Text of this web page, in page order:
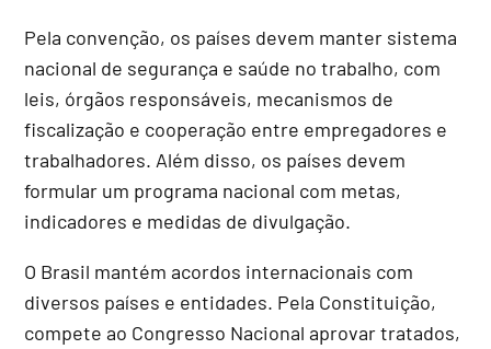
Pela convenção, os países devem manter sistema
nacional de segurança e saúde no trabalho, com
leis, órgãos responsáveis, mecanismos de
fiscalização e cooperação entre empregadores e
trabalhadores. Além disso, os países devem
formular um programa nacional com metas,
indicadores e medidas de divulgação.
O Brasil mantém acordos internacionais com
diversos países e entidades. Pela Constituição,
compete ao Congresso Nacional aprovar tratados,